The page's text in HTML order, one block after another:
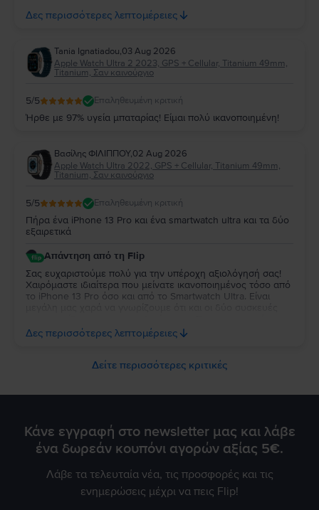
απολαύσετε τη νέα σας συσκευή για πολλά χρόνια!
Δες περισσότερες λεπτομέρειες
Tania Ignatiadou,03 Aug 2026
Apple Watch Ultra 2 2023, GPS + Cellular, Titanium 49mm,
Titanium, Σαν καινούργιο
5/5 Επαληθευμένη κριτική
Ήρθε με 97% υγεία μπαταρίας! Είμαι πολύ ικανοποιημένη!
Βασίλης ΦΙΛΙΠΠΟΥ,02 Aug 2026
Apple Watch Ultra 2022, GPS + Cellular, Titanium 49mm,
Titanium, Σαν καινούργιο
5/5 Επαληθευμένη κριτική
Πήρα ένα iPhone 13 Pro και ένα smartwatch ultra και τα δύο
εξαιρετικά
Απάντηση από τη Flip
Σας ευχαριστούμε πολύ για την υπέροχη αξιολόγησή σας!
Χαιρόμαστε ιδιαίτερα που μείνατε ικανοποιημένος τόσο από
το iPhone 13 Pro όσο και από το Smartwatch Ultra. Είναι
την εμπιστοσύνη σας και ευχόμαστε να τα χαρείτε και τα
Δες περισσότερες λεπτομέρειες
Δείτε περισσότερες κριτικές
Κάνε εγγραφή στο newsletter μας και λάβε
ένα δωρεάν κουπόνι αγορών αξίας 5€.
Λάβε τα τελευταία νέα, τις προσφορές και τις
ενημερώσεις μέχρι να πεις Flip!